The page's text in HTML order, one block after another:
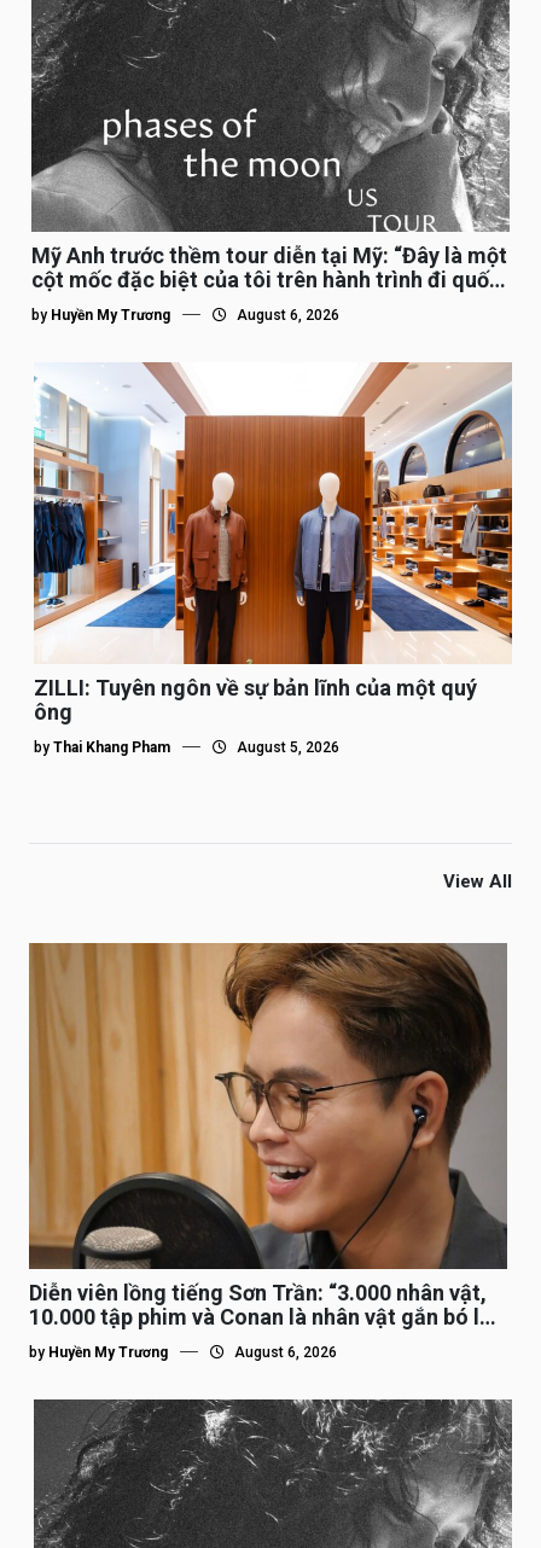
Mỹ Anh trước thềm tour diễn tại Mỹ: “Đây là một
cột mốc đặc biệt của tôi trên hành trình đi quốc
tế”
by Huyền My Trương August 6, 2026
ZILLI: Tuyên ngôn về sự bản lĩnh của một quý
ông
by Thai Khang Pham August 5, 2026
View All
Diễn viên lồng tiếng Sơn Trần: “3.000 nhân vật,
10.000 tập phim và Conan là nhân vật gắn bó lâu
nhất”
by Huyền My Trương August 6, 2026